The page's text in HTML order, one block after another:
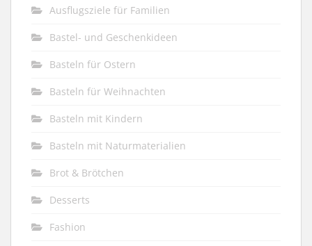
Ausflugsziele für Familien
Bastel- und Geschenkideen
Basteln für Ostern
Basteln für Weihnachten
Basteln mit Kindern
Basteln mit Naturmaterialien
Brot & Brötchen
Desserts
Fashion